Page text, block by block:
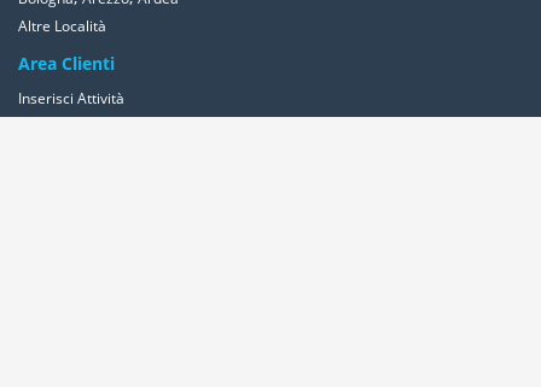
Altre Località
Area Clienti
Inserisci Attività